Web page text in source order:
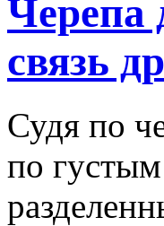
Черепа
связь
Судя по
по